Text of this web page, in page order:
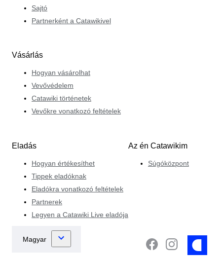
Sajtó
Partnerként a Catawikivel
Vásárlás
Hogyan vásárolhat
Vevővédelem
Catawiki történetek
Vevőkre vonatkozó feltételek
Eladás
Hogyan értékesíthet
Tippek eladóknak
Eladókra vonatkozó feltételek
Partnerek
Legyen a Catawiki Live eladója
Az én Catawikim
Súgóközpont